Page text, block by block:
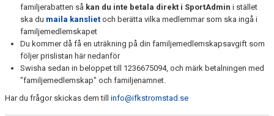
familjerabatten så kan du inte betala direkt i SportAdmin i stället
ska du maila kansliet och berätta vilka medlemmar som ska ingå i
familjemedlemskapet
Du kommer då få en uträkning på din familjemedlemskapsavgift som
följer prislistan här nedanför
Swisha sedan in beloppet till 1236675094, och märk betalningen med
"familjemedlemskap" och familjenamnet.
Har du frågor skickas dem till info@ifkstromstad.se